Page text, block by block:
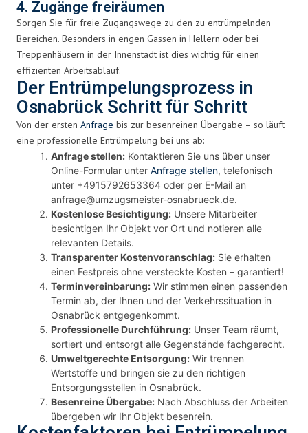
4. Zugänge freiräumen
Sorgen Sie für freie Zugangswege zu den zu entrümpelnden
Bereichen. Besonders in engen Gassen in Hellern oder bei
Treppenhäusern in der Innenstadt ist dies wichtig für einen
effizienten Arbeitsablauf.
Der Entrümpelungsprozess in
Osnabrück Schritt für Schritt
Von der ersten Anfrage bis zur besenreinen Übergabe – so läuft
eine professionelle Entrümpelung bei uns ab:
Anfrage stellen: Kontaktieren Sie uns über unser
Online-Formular unter Anfrage stellen, telefonisch
unter +4915792653364 oder per E-Mail an
anfrage@umzugsmeister-osnabrueck.de.
Kostenlose Besichtigung: Unsere Mitarbeiter
besichtigen Ihr Objekt vor Ort und notieren alle
relevanten Details.
Transparenter Kostenvoranschlag: Sie erhalten
einen Festpreis ohne versteckte Kosten – garantiert!
Terminvereinbarung: Wir stimmen einen passenden
Termin ab, der Ihnen und der Verkehrssituation in
Osnabrück entgegenkommt.
Professionelle Durchführung: Unser Team räumt,
sortiert und entsorgt alle Gegenstände fachgerecht.
Umweltgerechte Entsorgung: Wir trennen
Wertstoffe und bringen sie zu den richtigen
Entsorgungsstellen in Osnabrück.
Besenreine Übergabe: Nach Abschluss der Arbeiten
übergeben wir Ihr Objekt besenrein.